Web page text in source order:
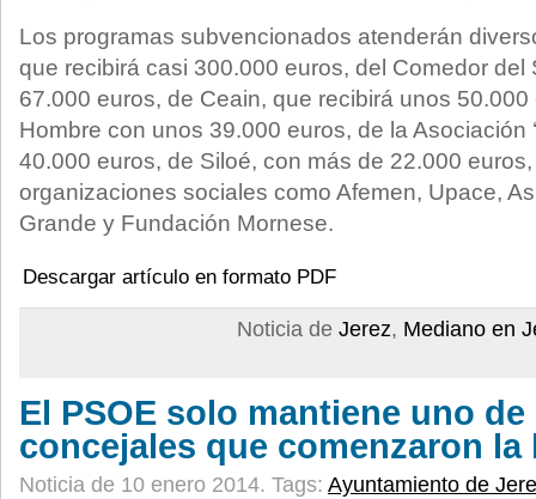
Los programas subvencionados atenderán
que recibirá casi 300.000 euros, del Comedor del
67.000 euros, de Ceain, que recibirá unos
Hombre con unos 39.000 euros, de la Asociación
40.000 euros, de Siloé, con más de 22.000
organizaciones sociales como Afemen, Upace,
Grande y Fundación Mornese.
Descargar artículo en formato PDF
Noticia de Jerez, Mediano en
El PSOE solo mantiene uno
concejales que comenzaron la
Noticia de 10 enero 2014. Tags: Ayuntamiento de